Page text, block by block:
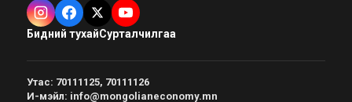
Бидний тухайСурталчилгаа
Утас: 70111125, 70111126
И-мэйл: info@mongolianeconomy.mn